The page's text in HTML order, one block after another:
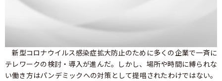
新型コロナウイルス感染症拡大防止のために多くの企業で一斉に
テレワークの検討・導入が進んだ。しかし、場所や時間に縛られな
い働き方はパンデミックへの対策として提唱されたわけではない。